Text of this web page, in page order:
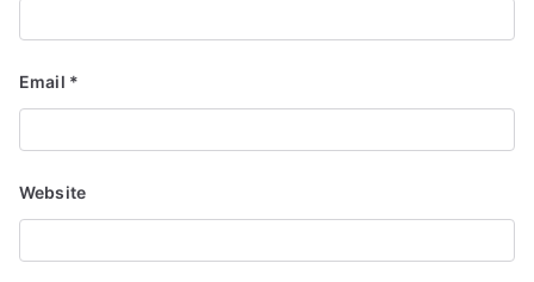
Email *
Website